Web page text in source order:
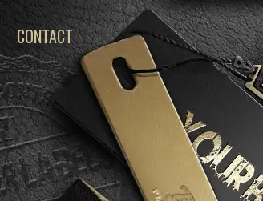
CONTACT